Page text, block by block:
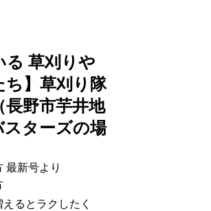
る 草刈りや
ち】草刈り隊
野市芋井地
スターズの場
最新号より
えるとラクしたく